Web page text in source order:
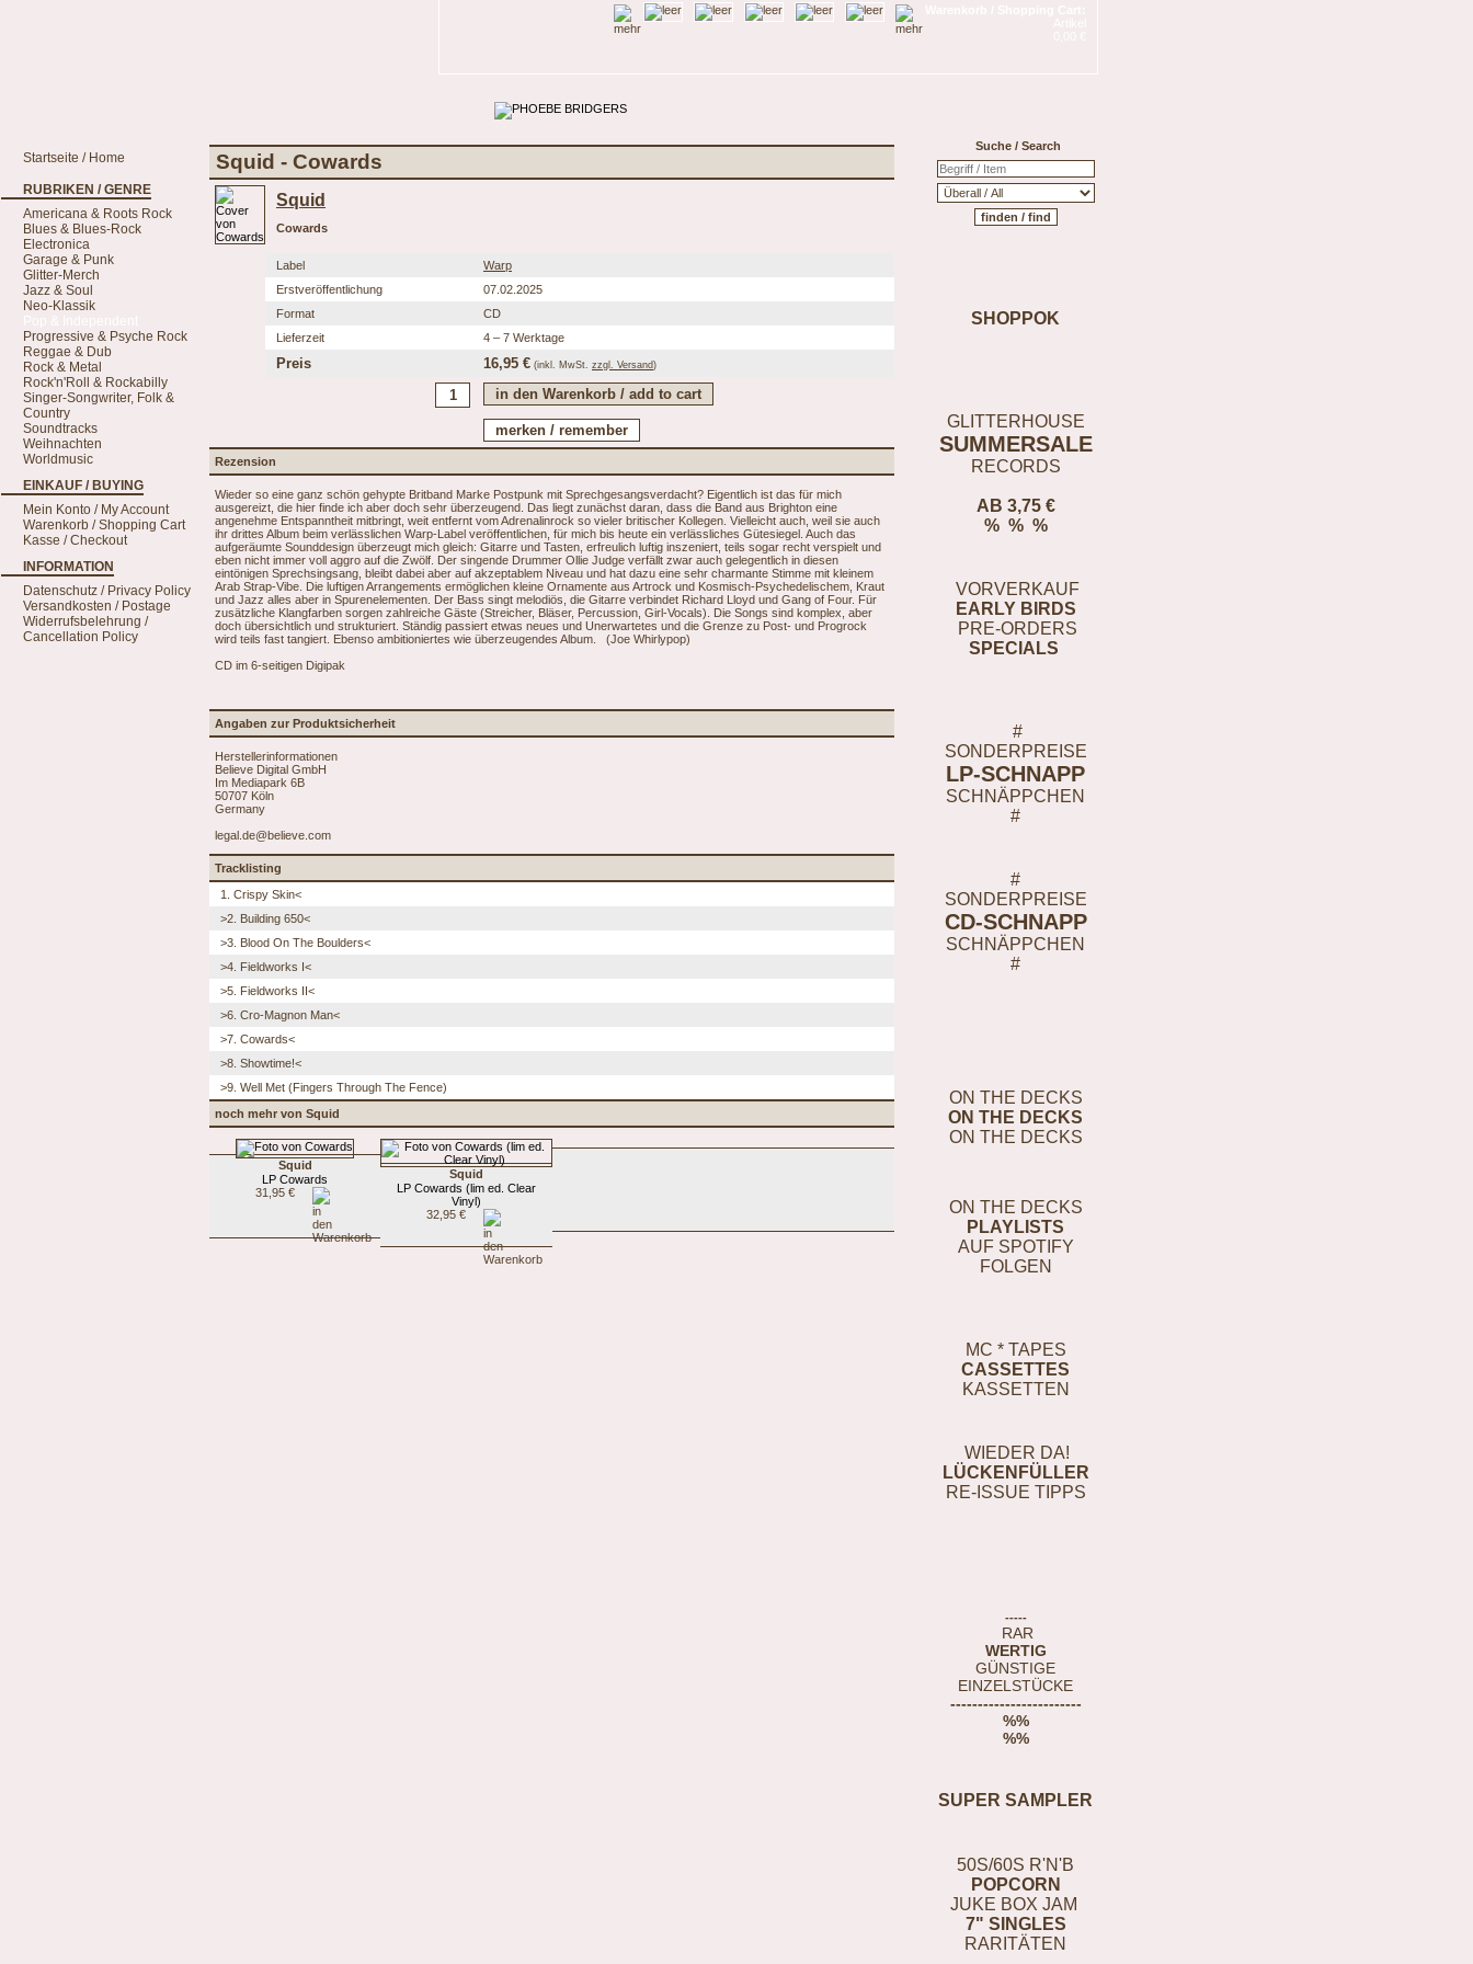
Suche / Search
SHOPPOK
GLITTERHOUSE
SUMMERSALE
RECORDS
AB 3,75 €
% % %
VORVERKAUF
EARLY BIRDS
PRE-ORDERS
SPECIALS
#
SONDERPREISE
LP-SCHNAPP
SCHNÄPPCHEN
#
#
SONDERPREISE
CD-SCHNAPP
SCHNÄPPCHEN
#
ON THE DECKS
ON THE DECKS
ON THE DECKS
ON THE DECKS
PLAYLISTS
AUF SPOTIFY
FOLGEN
MC * TAPES
CASSETTES
KASSETTEN
WIEDER DA!
LÜCKENFÜLLER
RE-ISSUE TIPPS
-----
RAR
WERTIG
GÜNSTIGE
EINZELSTÜCKE
------------------------
%%
%%
SUPER SAMPLER
50S/60S R'N'B
POPCORN
JUKE BOX JAM
7" SINGLES
RARITÄTEN
Startseite / Home
RUBRIKEN / GENRE
Americana & Roots Rock
Blues & Blues-Rock
Electronica
Garage & Punk
Glitter-Merch
Jazz & Soul
Neo-Klassik
Progressive & Psyche Rock
Reggae & Dub
Rock & Metal
Rock'n'Roll & Rockabilly
Singer-Songwriter, Folk &
Country
Soundtracks
Weihnachten
Worldmusic
EINKAUF / BUYING
Mein Konto / My Account
Warenkorb / Shopping Cart
Kasse / Checkout
INFORMATION
Datenschutz / Privacy Policy
Versandkosten / Postage
Widerrufsbelehrung /
Cancellation Policy
Squid - Cowards
Squid
Cowards
Label
Warp
Erstveröffentlichung
07.02.2025
Format
CD
Lieferzeit
4 – 7 Werktage
Preis 16,95 € (inkl. MwSt. zzgl. Versand)
Rezension
Wieder so eine ganz schön gehypte Britband Marke Postpunk mit Sprechgesangsverdacht? Eigentlich ist das für mich
ausgereizt, die hier finde ich aber doch sehr überzeugend. Das liegt zunächst daran, dass die Band aus Brighton eine
angenehme Entspanntheit mitbringt, weit entfernt vom Adrenalinrock so vieler britischer Kollegen. Vielleicht auch, weil sie auch
ihr drittes Album beim verlässlichen Warp-Label veröffentlichen, für mich bis heute ein verlässliches Gütesiegel. Auch das
aufgeräumte Sounddesign überzeugt mich gleich: Gitarre und Tasten, erfreulich luftig inszeniert, teils sogar recht verspielt und
eben nicht immer voll aggro auf die Zwölf. Der singende Drummer Ollie Judge verfällt zwar auch gelegentlich in diesen
eintönigen Sprechsingsang, bleibt dabei aber auf akzeptablem Niveau und hat dazu eine sehr charmante Stimme mit kleinem
Arab Strap-Vibe. Die luftigen Arrangements ermöglichen kleine Ornamente aus Artrock und Kosmisch-Psychedelischem, Kraut
und Jazz alles aber in Spurenelementen. Der Bass singt melodiös, die Gitarre verbindet Richard Lloyd und Gang of Four. Für
zusätzliche Klangfarben sorgen zahlreiche Gäste (Streicher, Bläser, Percussion, Girl-Vocals). Die Songs sind komplex, aber
doch übersichtlich und strukturiert. Ständig passiert etwas neues und Unerwartetes und die Grenze zu Post- und Progrock
wird teils fast tangiert. Ebenso ambitioniertes wie überzeugendes Album. (Joe Whirlypop)
CD im 6-seitigen Digipak
Angaben zur Produktsicherheit
Herstellerinformationen
Believe Digital GmbH
Im Mediapark 6B
50707 Köln
Germany
legal.de@believe.com
Tracklisting
1. Crispy Skin<
>2. Building 650<
>3. Blood On The Boulders<
>4. Fieldworks I<
>5. Fieldworks II<
>6. Cro-Magnon Man<
>7. Cowards<
>8. Showtime!<
>9. Well Met (Fingers Through The Fence)
noch mehr von Squid
Squid
LP Cowards
31,95 €
Squid
LP Cowards (lim ed. Clear
Vinyl)
32,95 €